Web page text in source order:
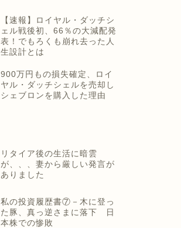
【速報】ロイヤル・ダッチシ
ェル戦後初、66％の大減配発
表！でもろくも崩れ去った人
生設計とは
900万円もの損失確定、ロイ
ヤル・ダッチシェルを売却し
シェブロンを購入した理由
リタイア後の生活に暗雲
が、、、妻から厳しい発言が
ありました
私の投資履歴書⑦－木に登っ
た豚、真っ逆さまに落下 日
本株での惨敗